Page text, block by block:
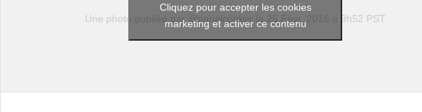
Une photo publiée par @serialcooker 25 Févr. 2016 à 9h52 PST
Cliquez pour accepter les cookies
marketing et activer ce contenu